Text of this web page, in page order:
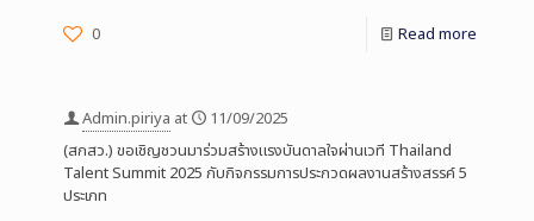
0 Read more
Admin.piriya at
11/09/2025
(สกสว.) ขอเชิญชวนมาร่วมสร้างแรงบันดาลใจผ่านเวที Thailand
Talent Summit 2025 กับกิจกรรมการประกวดผลงานสร้างสรรค์ 5
ประเภท